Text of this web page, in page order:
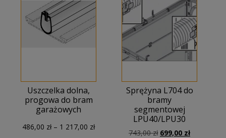
Uszczelka dolna,
progowa do bram
garażowych
486,00 zł – 1 217,00 złZakres
Sprężyna L704 do
bramy
segmentowej
LPU40/LPU30
743,00zł Pierwotna
699,00 złAktualna